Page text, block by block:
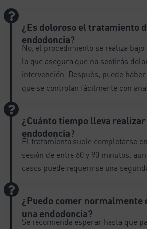
v
e
¿Es doloroso el tratamiento
endodoncia?
No, el procedimiento se realiza bajo
lo que asegura que no sentirás
intervención. Después, puede
que se controlan fácilmente con
¿Cuánto tiempo lleva realizar
endodoncia?
El tratamiento suele completarse
sesión de entre 60 y 90 minutos,
casos puede requerirse una
¿Puedo comer normalmente
una endodoncia?
Se recomienda esperar hasta que